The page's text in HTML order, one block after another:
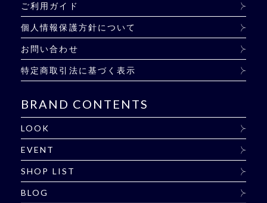
ご利用ガイド
個人情報保護方針について
お問い合わせ
特定商取引法に基づく表示
BRAND CONTENTS
LOOK
EVENT
SHOP LIST
BLOG